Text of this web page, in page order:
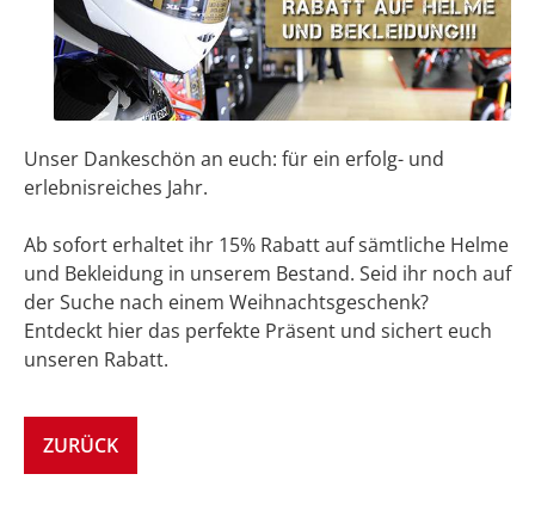
Unser Dankeschön an euch: für ein erfolg- und
erlebnisreiches Jahr.
Ab sofort erhaltet ihr 15% Rabatt auf sämtliche Helme
und Bekleidung in unserem Bestand. Seid ihr noch auf
der Suche nach einem Weihnachtsgeschenk?
Entdeckt hier das perfekte Präsent und sichert euch
unseren Rabatt.
ZURÜCK